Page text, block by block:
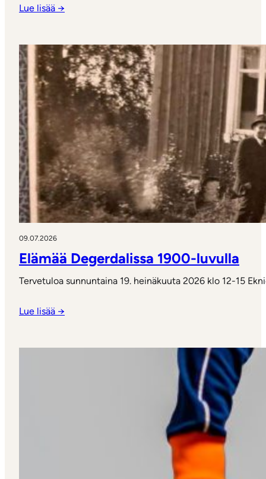
Lue lisää →
09.07.2026
Elämää Degerdalissa 1900-luvulla
Tervetuloa sunnuntaina 19. heinäkuuta 2026 klo 12-15
Lue lisää →